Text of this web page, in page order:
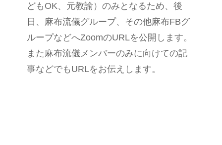
どもOK、元教諭）のみとなるため、後
日、麻布流儀グループ、その他麻布FBグ
ループなどへZoomのURLを公開します。
また麻布流儀メンバーのみに向けての記
事などでもURLをお伝えします。